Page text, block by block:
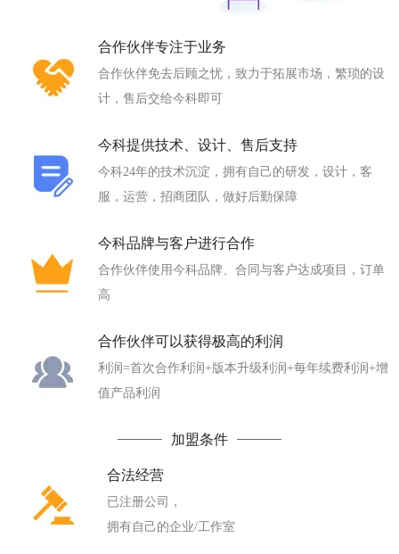
合作伙伴专注于业务
合作伙伴免去后顾之忧，致力于拓展市场，繁琐的设
计，售后交给今科即可
今科提供技术、设计、售后支持
今科24年的技术沉淀，拥有自己的研发，设计，客
服，运营，招商团队，做好后勤保障
今科品牌与客户进行合作
合作伙伴使用今科品牌、合同与客户达成项目，订单
高
合作伙伴可以获得极高的利润
利润=首次合作利润+版本升级利润+每年续费利润+增
值产品利润
加盟条件
合法经营
已注册公司，
拥有自己的企业/工作室